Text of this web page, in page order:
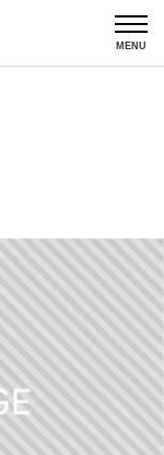
MENU